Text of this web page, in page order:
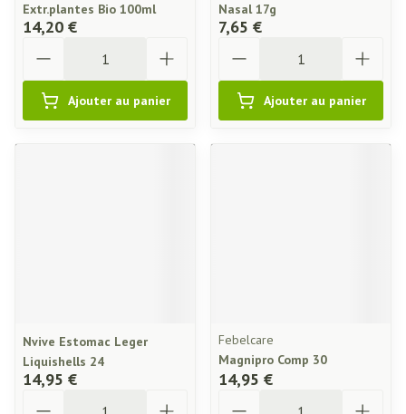
Extr.plantes Bio 100ml
14,20 €
Ajouter au panier
Nasal 17g
7,65 €
Ajouter au panier
Nvive Estomac Leger
Liquishells 24
14,95 €
Febelcare
Magnipro Comp 30
14,95 €